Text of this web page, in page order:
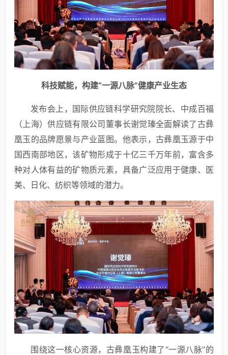
科技赋能，构建“一源八脉”健康产业生态
发布会上，国际供应链科学研究院院长、中成百福
（上海）供应链有限公司董事长谢觉瑧全面解读了古彝
凰玉的品牌愿景与产业蓝图。他表示，古彝凰玉源于中
国西南部地区，该矿物形成于十亿三千万年前，富含多
种对人体有益的矿物质元素，具备广泛应用于健康、医
美、日化、纺织等领域的潜力。
围绕这一核心资源，古彝凰玉构建了“一源八脉”的